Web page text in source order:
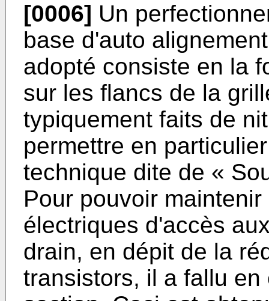
[0006] Un
base d'auto
adopté consiste en la
sur les flancs de la
typiquement faits de
permettre en
technique dite de «
Pour pouvoir
électriques d'accès
drain, en dépit de la
transistors, il a fallu